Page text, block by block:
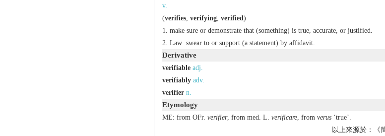
v.
(verifies, verifying, verified )
make sure or demonstrate that (something) is true, accurate, or justified.
Law swear to or support (a statement) by affidavit.
Derivative
verifiable adj.
verifiably adv.
verifier n.
Etymology
ME: from OFr. verifier, from med. L. verificare, from verus‘true’.
以上來源於：《